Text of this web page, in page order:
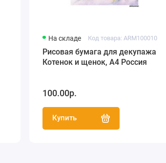
На складе Код товара: ARM100010
Рисовая бумага для декупажа
Котенок и щенок, А4 Россия
100.00р.
Купить